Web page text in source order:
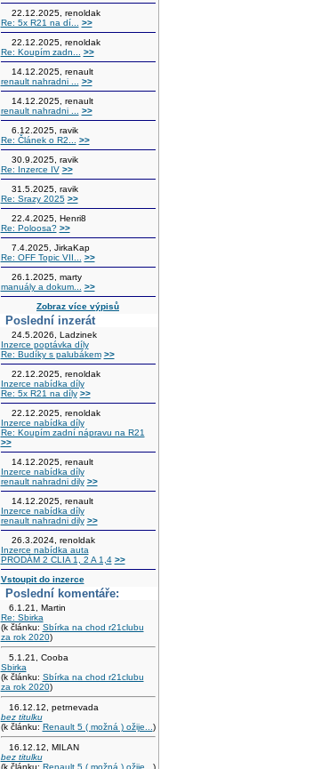
22.12.2025, renoldak
Re: 5x R21 na dí...
>>
22.12.2025, renoldak
Re: Koupím zadn...
>>
14.12.2025, renault
renault nahradni ...
>>
14.12.2025, renault
renault nahradni ...
>>
6.12.2025, ravik
Re: Článek o R2...
>>
30.9.2025, ravik
Re: Inzerce IV >>
31.5.2025, ravik
Re: Srazy 2025 >>
22.4.2025, Henri8
Re: Poloosa? >>
7.4.2025, JirkaKap
Re: OFF Topic VII...
>>
26.1.2025, marty
manuály a dokum...
>>
Zobraz více výpisů
Poslední inzerát
24.5.2026, Ladzinek
Inzerce poptávka díly
Re: Budíky s palubákem >>
22.12.2025, renoldak
Inzerce nabídka díly
Re: 5x R21 na díly >>
22.12.2025, renoldak
Inzerce nabídka díly
Re: Koupím zadní nápravu na R21
>>
14.12.2025, renault
Inzerce nabídka díly
renault nahradni dily >>
14.12.2025, renault
Inzerce nabídka díly
renault nahradni dily >>
26.3.2024, renoldak
Inzerce nabídka auta
PRODÁM 2 CLIA 1, 2 A 1,4 >>
Vstoupit do inzerce
Poslední komentáře:
6.1.21, Martin
Re: Sbirka
(k článku: Sbírka na chod r21clubu
za rok 2020)
5.1.21, Cooba
Sbirka
(k článku: Sbírka na chod r21clubu
za rok 2020)
16.12.12, petrnevada
bez titulku
(k článku: Renault 5 ( možná ) ožije... )
16.12.12, MILAN
bez titulku
(k článku: Renault 5 ( možná ) ožije... )